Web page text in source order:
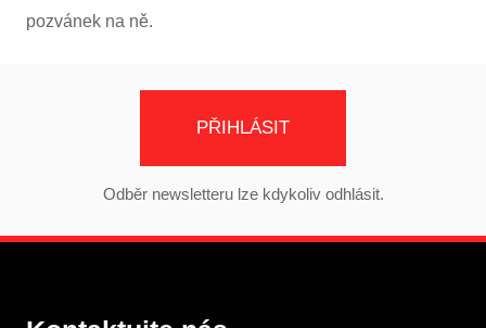
pozvánek na ně.
PŘIHLÁSIT
Odběr newsletteru lze kdykoliv odhlásit.